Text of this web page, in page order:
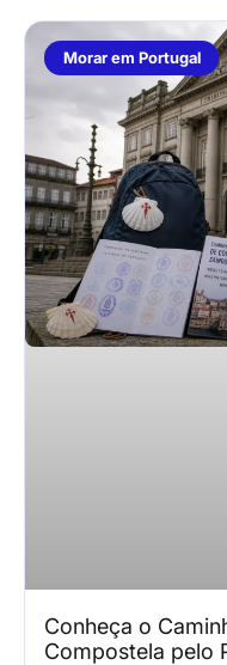
Morar em Portugal
Conheça o
Compostela pelo